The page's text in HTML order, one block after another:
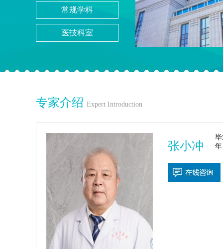
常规学科
医技科室
专家介绍 Expert Introduction
张小冲